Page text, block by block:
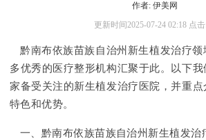
作者: 伊美网
更新时间2025-07-24 02:18 点
黔南布依族苗族自治州新生植发治疗
多优秀的医疗整形机构汇聚于此。以下
家备受关注的新生植发治疗医院，并重
特色和优势。
一、黔南布依族苗族自治州新生植发治